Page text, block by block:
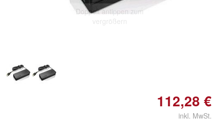
Doppelt antippen zum
vergrößern
112,28 €
inkl. MwSt.